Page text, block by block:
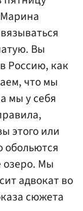
Вы
Россию, как
что мы
мы у себя
этого или
обольются
озеро. Мы
адвокат во
сюжета